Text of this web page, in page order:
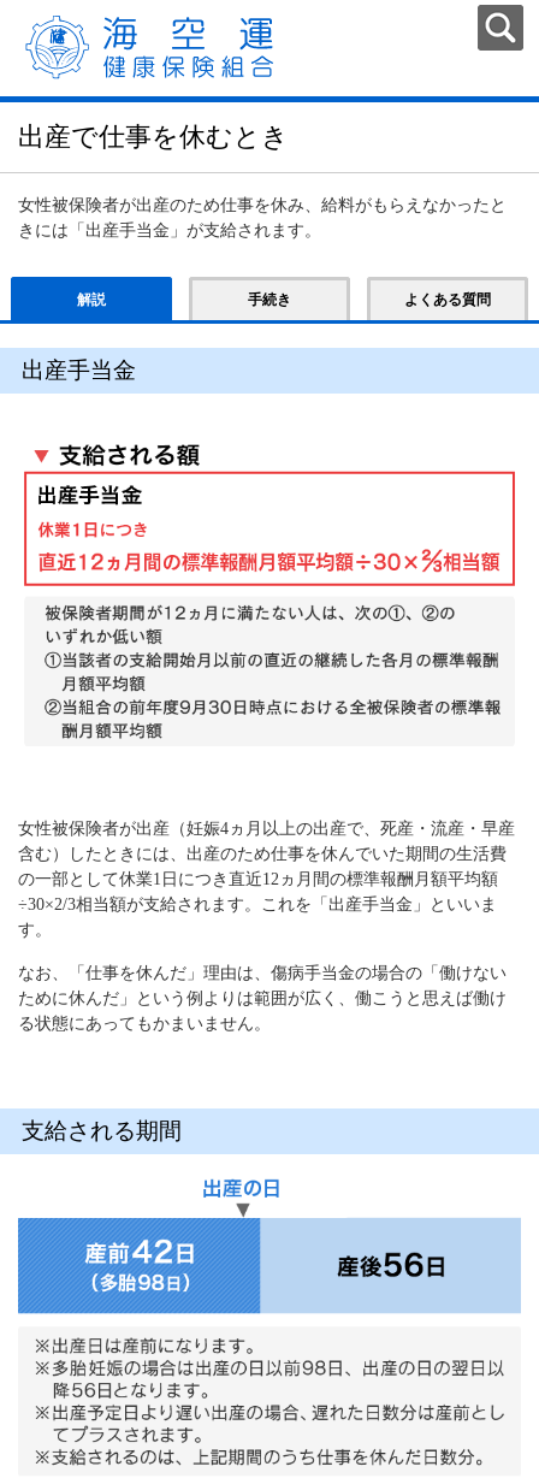
出産で仕事を休むとき
女性被保険者が出産のため仕事を休み、給料がもらえなかったと
きには「出産手当金」が支給されます。
解説 手続き よくある質問
出産手当金
女性被保険者が出産（妊娠4ヵ月以上の出産で、死産・流産・早産
含む）したときには、出産のため仕事を休んでいた期間の生活費
の一部として休業1日につき直近12ヵ月間の標準報酬月額平均額
÷30×2/3相当額が支給されます。これを「出産手当金」といいま
す。
なお、「仕事を休んだ」理由は、傷病手当金の場合の「働けない
ために休んだ」という例よりは範囲が広く、働こうと思えば働け
る状態にあってもかまいません。
支給される期間